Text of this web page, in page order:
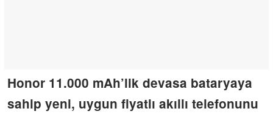
Honor 11.000 mAh’lik devasa bataryaya
sahip yeni, uygun fiyatlı akıllı telefonunu